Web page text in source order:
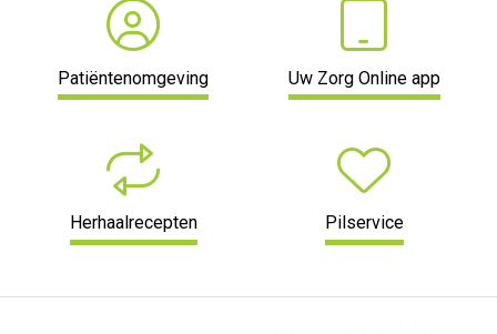
Patiëntenomgeving Uw Zorg Online app
Herhaalrecepten Pilservice